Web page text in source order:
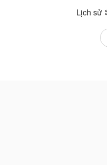
Lịch sử